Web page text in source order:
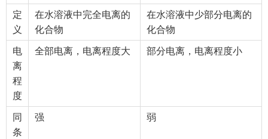
定
义
在水溶液中完全电离的
化合物
在水溶液中少部分电离的
化合物
电
离
程
度
全部电离，电离程度大 部分电离，电离程度小
同
条
强 弱